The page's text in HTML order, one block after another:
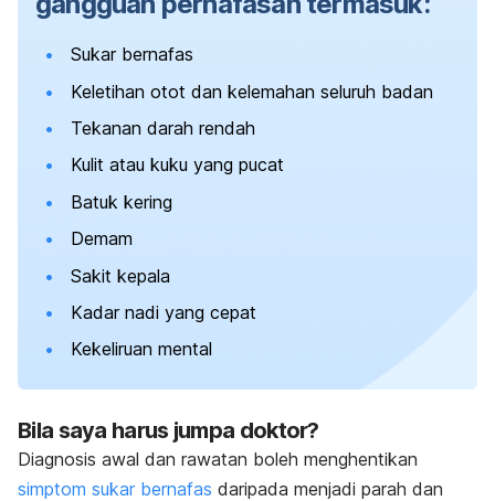
Sukar bernafas
Keletihan otot dan kelemahan seluruh badan
Tekanan darah rendah
Kulit atau kuku yang pucat
Batuk kering
Demam
Sakit kepala
Kadar nadi yang cepat
Kekeliruan mental
Bila saya harus jumpa doktor?
Diagnosis awal dan rawatan boleh menghentikan
simptom sukar bernafas daripada menjadi parah dan